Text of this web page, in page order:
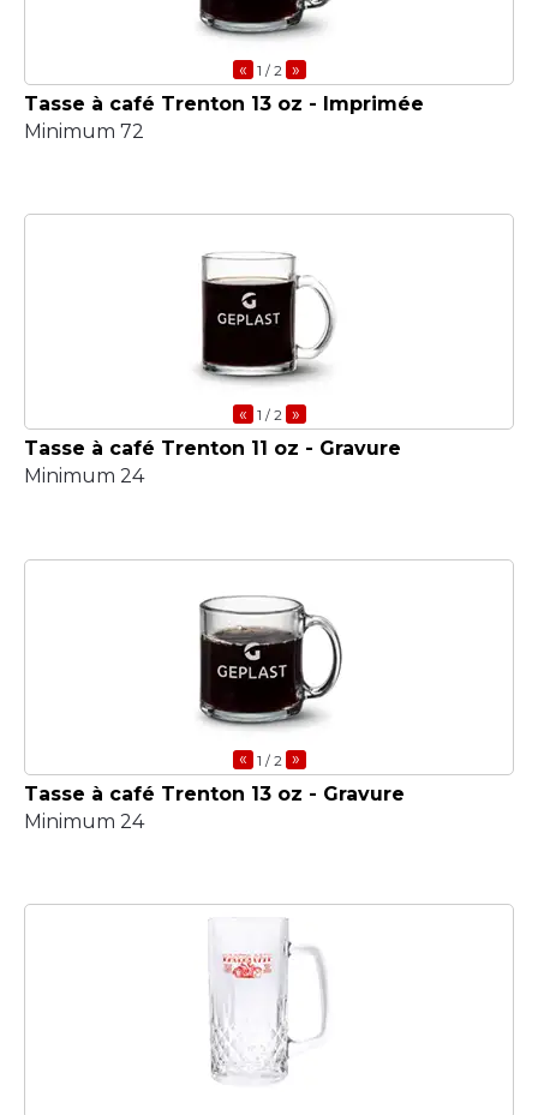
« 1 / 2 »
Tasse à café Trenton 13 oz - Imprimée
Minimum 72
« 1 / 2 »
Tasse à café Trenton 11 oz - Gravure
Minimum 24
« 1 / 2 »
Tasse à café Trenton 13 oz - Gravure
Minimum 24